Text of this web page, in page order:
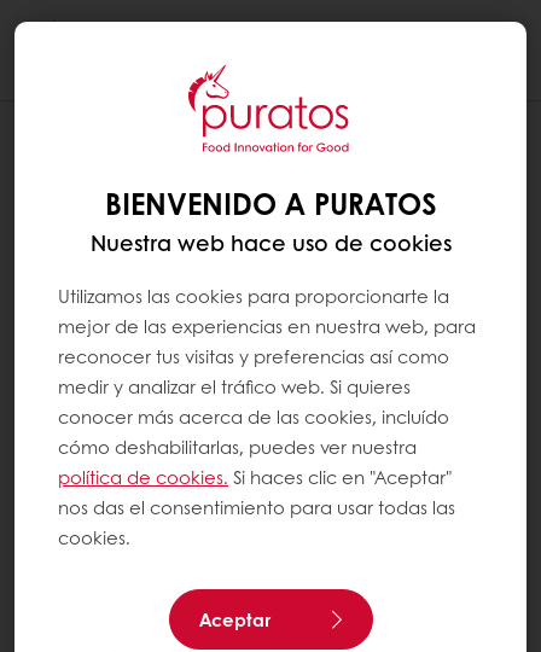
BIENVENIDO A PURATOS
Nuestra web hace uso de cookies
Utilizamos las cookies para proporcionarte la
mejor de las experiencias en nuestra web, para
reconocer tus visitas y preferencias así como
medir y analizar el tráfico web. Si quieres
conocer más acerca de las cookies, incluído
cómo deshabilitarlas, puedes ver nuestra
política de cookies. Si haces clic en "Aceptar"
nos das el consentimiento para usar todas las
cookies.
Aceptar